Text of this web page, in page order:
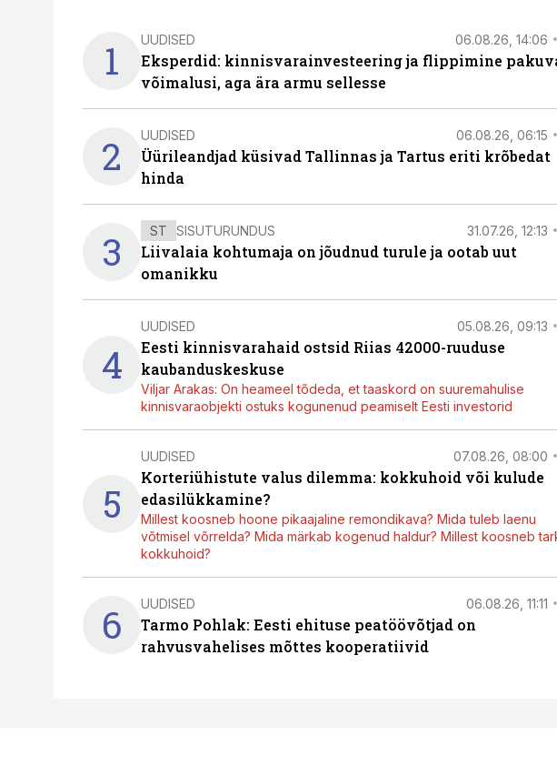
1 UUDISED 06.08.26, 14:06
Eksperdid: kinnisvarainvesteering ja flippimine
võimalusi, aga ära armu sellesse
2 UUDISED 06.08.26, 06:15
Üürileandjad küsivad Tallinnas ja Tartus eriti krõbedat
hinda
3 ST SISUTURUNDUS 31.07.26, 12:13
Liivalaia kohtumaja on jõudnud turule ja ootab uut
omanikku
4
UUDISED 05.08.26, 09:13
Eesti kinnisvarahaid ostsid Riias 42000-ruuduse
kaubanduskeskuse
Viljar Arakas: On heameel tõdeda, et taaskord on suuremahulise
kinnisvaraobjekti ostuks kogunenud peamiselt Eesti investorid
5
UUDISED 07.08.26, 08:00
Korteriühistute valus dilemma: kokkuhoid või kulude
edasilükkamine?
Millest koosneb hoone pikaajaline remondikava? Mida tuleb laenu
võtmisel võrrelda? Mida märkab kogenud haldur? Millest koosneb
kokkuhoid?
6 UUDISED 06.08.26, 11:11
Tarmo Pohlak: Eesti ehituse peatöövõtjad on
rahvusvahelises mõttes kooperatiivid